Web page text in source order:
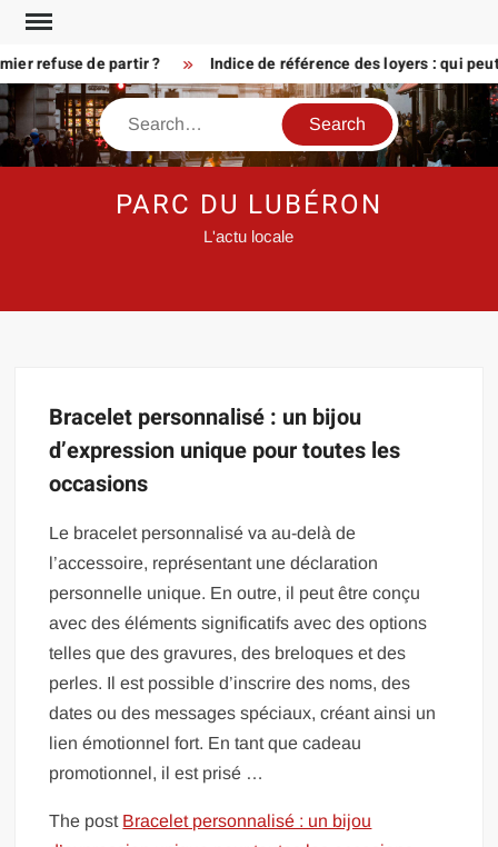
Skip
contentrefuse de partir ? Indice de référence des loyers : qui
Search
PARC DU LUBÉRON
L'actu locale
Bracelet personnalisé : un bijou
d’expression unique pour toutes les
occasions
Le bracelet personnalisé va au-delà de
l’accessoire, représentant une déclaration
personnelle unique. En outre, il peut être conçu
avec des éléments significatifs avec des options
telles que des gravures, des breloques et des
perles. Il est possible d’inscrire des noms, des
dates ou des messages spéciaux, créant ainsi un
lien émotionnel fort. En tant que cadeau
promotionnel, il est prisé …
The post Bracelet personnalisé : un bijou